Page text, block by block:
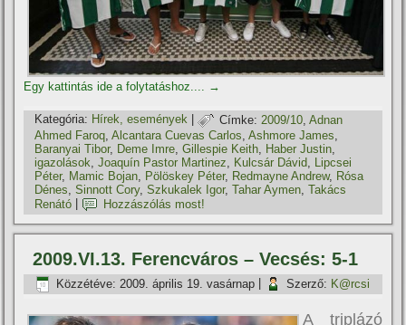
Egy kattintás ide a folytatáshoz.... →
Kategória: Hí­rek, események | Címke: 2009/10 ,Adnan
Ahmed Faroq,Alcantara Cuevas Carlos,Ashmore James,
Baranyai Tibor, Deme Imre,Gillespie Keith, Haber Justin,
igazolások,Joaquí­n Pastor Martinez, Kulcsár Dávid, Lipcsei
Péter, Mamic Bojan, Pölöskey Péter, Redmayne Andrew, Rósa
Dénes,Sinnott Cory,Szkukalek Igor,Tahar Aymen,Takács
Renátó
Hozzászólás most!
2009.VI.13. Ferencváros – Vecsés: 5-1
Közzétéve: 2009. április 19. vasárnap Szerző: K@rcsi
A triplázó